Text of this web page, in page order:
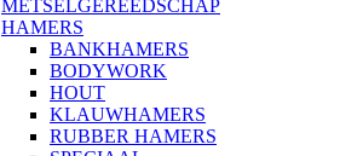
METSELGEREEDSCHAP
HAMERS
BANKHAMERS
BODYWORK
HOUT
KLAUWHAMERS
RUBBER HAMERS